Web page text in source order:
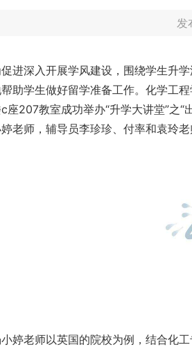
发
进深入开展学风建设，围绕学生升
助学生做好留学准备工作。化学工
座207教室成功举办“升学大讲堂”之
老师，辅导员李珍珍、付率和袁玲
婷老师以英国的院校为例，结合化